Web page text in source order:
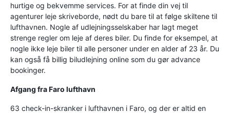
hurtige og bekvemme services. For at finde din vej til
agenturer leje skriveborde, nødt du bare til at følge skiltene til
lufthavnen. Nogle af udlejningsselskaber har lagt meget
strenge regler om leje af deres biler. Du finde for eksempel, at
nogle ikke leje biler til alle personer under en alder af 23 år. Du
kan også få billig biludlejning online som du gør advance
bookinger.
Afgang fra Faro lufthavn
63 check-in-skranker i lufthavnen i Faro, og der er altid en